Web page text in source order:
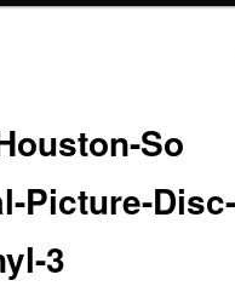
So
Picture-Disc-
3